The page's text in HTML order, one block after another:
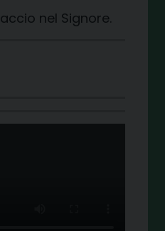
nel Signore.